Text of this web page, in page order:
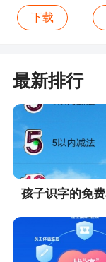
下载
最新排行